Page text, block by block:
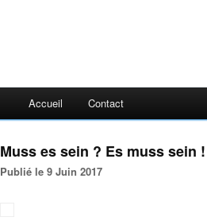
Accueil Contact
Muss es sein ? Es muss sein !
Publié le 9 Juin 2017